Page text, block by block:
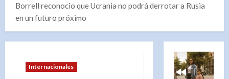
Borrell reconocio que Ucrania no podrá derrotar a Rusia
en un futuro próximo
Internacionales